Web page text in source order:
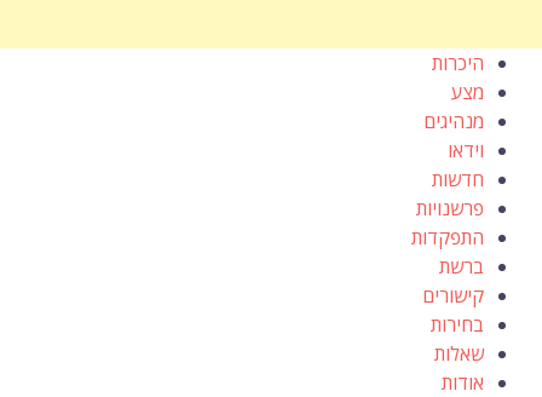
היכרות
מצע
מנהיגים
וידאו
חדשות
פרשנויות
התפקדות
ברשת
קישורים
בחירות
שאלות
אודות